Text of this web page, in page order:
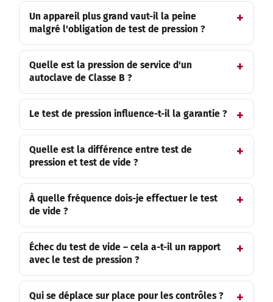
Un appareil plus grand vaut-il la peine
malgré l'obligation de test de pression ?
Quelle est la pression de service d'un
autoclave de Classe B ?
Le test de pression influence-t-il la garantie ?
Quelle est la différence entre test de
pression et test de vide ?
À quelle fréquence dois-je effectuer le test
de vide ?
Échec du test de vide – cela a-t-il un rapport
avec le test de pression ?
Qui se déplace sur place pour les contrôles ?